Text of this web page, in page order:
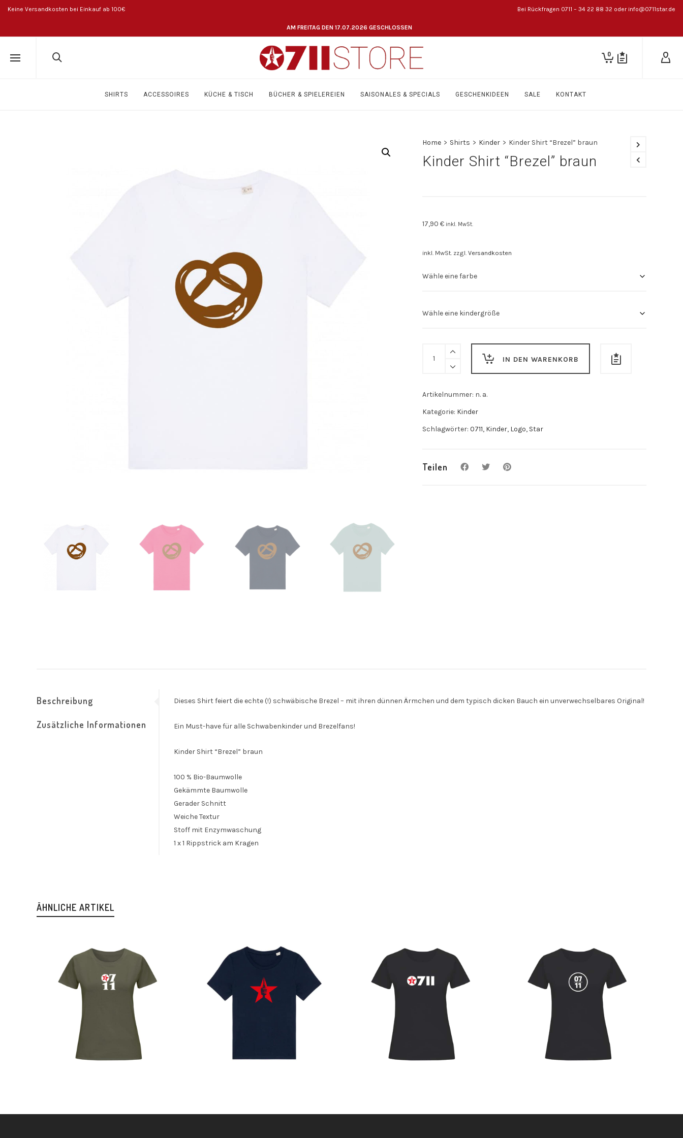
Keine Versandkosten bei Einkauf ab 100€ Bei Rückfragen 0711 – 34 22 88 32 oder info@0711star.de
AM FREITAG DEN 17.07.2026 GESCHLOSSEN
0
SHIRTS ACCESSOIRES KÜCHE & TISCH BÜCHER & SPIELEREIEN SAISONALES & SPECIALS GESCHENKIDEEN SALE KONTAKT
Home > Shirts > Kinder > Kinder Shirt “Brezel” braun
Kinder Shirt “Brezel” braun
17,90 € inkl. MwSt.
inkl. MwSt. zzgl. Versandkosten
Shirt
IN DEN WARENKORB
Artikelnummer: n. a.
Kategorie: Kinder
Schlagwörter: 0711, Kinder, Logo, Star
Teilen
Beschreibung
Zusätzliche Informationen
Dieses Shirt feiert die echte (!) schwäbische Brezel – mit ihren dünnen Ärmchen und dem typisch dicken Bauch ein unverwechselbares Original!
Ein Must-have für alle Schwabenkinder und Brezelfans!
Kinder Shirt “Brezel” braun
100 % Bio-Baumwolle
Gekämmte Baumwolle
Gerader Schnitt
Weiche Textur
Stoff mit Enzymwaschung
1 x 1 Rippstrick am Kragen
ÄHNLICHE ARTIKEL